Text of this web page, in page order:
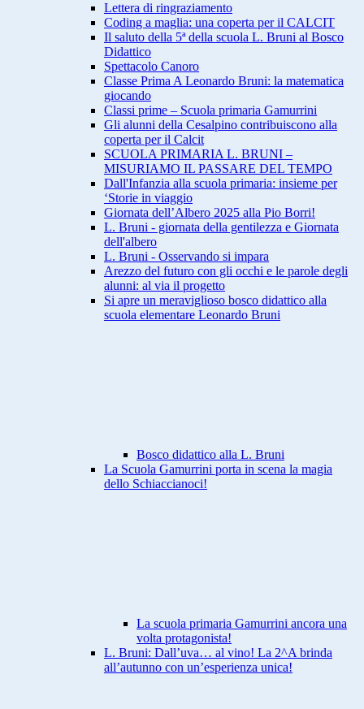
Lettera di ringraziamento
Coding a maglia: una coperta per il CALCIT
Il saluto della 5ª della scuola L. Bruni al Bosco
Didattico
Spettacolo Canoro
Classe Prima A Leonardo Bruni: la matematica
giocando
Classi prime – Scuola primaria Gamurrini
Gli alunni della Cesalpino contribuiscono alla
coperta per il Calcit
SCUOLA PRIMARIA L. BRUNI –
MISURIAMO IL PASSARE DEL TEMPO
Dall'Infanzia alla scuola primaria: insieme per
‘Storie in viaggio
Giornata dell’Albero 2025 alla Pio Borri!
L. Bruni - giornata della gentilezza e Giornata
dell'albero
L. Bruni - Osservando si impara
Arezzo del futuro con gli occhi e le parole degli
alunni: al via il progetto
Si apre un meraviglioso bosco didattico alla
scuola elementare Leonardo Bruni
Bosco didattico alla L. Bruni
La Scuola Gamurrini porta in scena la magia
dello Schiaccianoci!
La scuola primaria Gamurrini ancora una
volta protagonista!
L. Bruni: Dall’uva… al vino! La 2^A brinda
all’autunno con un’esperienza unica!